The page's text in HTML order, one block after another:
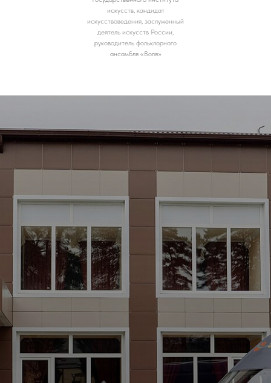
искусств, кандидат
искусствоведения, заслуженный
деятель искусств России,
руководитель фольклорного
ансамбля «Воля»